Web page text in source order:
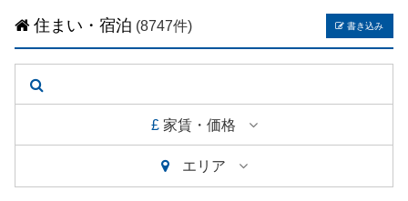
住まい・宿泊 (8747件) 書き込み
£ 家賃・価格
エリア